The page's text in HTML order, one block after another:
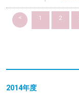
< 1 2
2014年度